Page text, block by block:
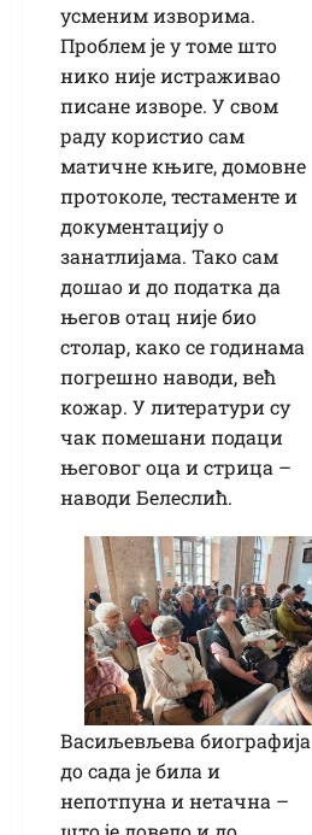
усменим изворима.
Проблем је у томе што
нико није истраживао
писане изворе. У свом
раду користио сам
матичне књиге, домовне
протоколе, тестаменте и
документацију о
занатлијама. Тако сам
дошао и до податка да
његов отац није био
столар, како се годинама
погрешно наводи, већ
кожар. У литератури су
чак помешани подаци
његовог оца и стрица –
наводи Белеслић.
Васиљевљева биографија
до сада је била и
непотпуна и нетачна –